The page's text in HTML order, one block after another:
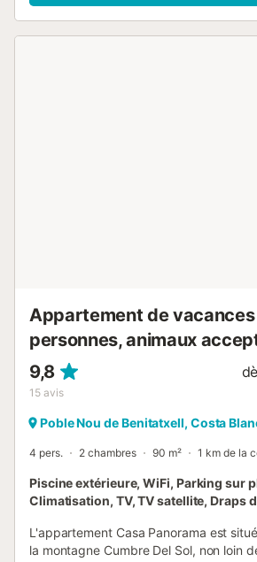
disposition: lave-linge, fer à repasser.
Appartement de
personnes, animaux
9,8
15 avis
Poble Nou de Benitatxell, Costa
4 pers. 2 chambres 90 m² 1 km de la
Piscine extérieure, WiFi, Parking sur
Climatisation, TV, TV satellite, Draps
L'appartement Casa Panorama est
la montagne Cumbre Del Sol, non loin